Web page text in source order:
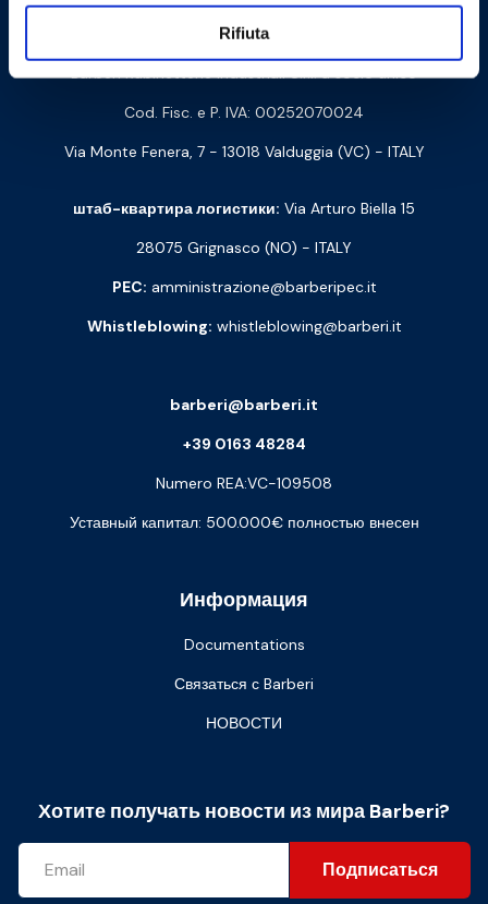
Rifiuta
Связаться с нами
Barberi Rubinetterie Industriali S.r.l. a socio unico
Cod. Fisc. e P. IVA: 00252070024
Via Monte Fenera, 7 - 13018 Valduggia (VC) - ITALY
штаб-квартира логистики: Via Arturo Biella 15
28075 Grignasco (NO) - ITALY
PEC: amministrazione@barberipec.it
Whistleblowing: whistleblowing@barberi.it
Информация
Documentations
Связаться с Barberi
НОВОСТИ
barberi@barberi.it
+39 0163 48284
Numero REA:VC-109508
Уставный капитал: 500.000€ полностью внесен
Хотите получать новости из мира Barberi?
Подписаться